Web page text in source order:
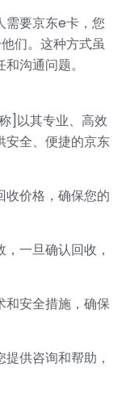
需要京东e卡，您
们。这种方式虽
沟通问题。
]以其专业、高效
安全、便捷的京东
收价格，确保您的
一旦确认回收，
和安全措施，确保
供咨询和帮助，